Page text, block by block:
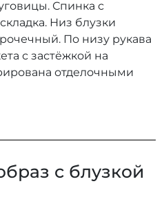
с блузкой
Спинка с
Низ блузки
По низу рукава
с застёжкой на
отделочными